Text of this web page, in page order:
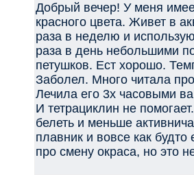
Добрый вечер! У меня
красного цвета. Живет в
раза в неделю и
раза в день небольшими
петушков. Ест хорошо.
Заболел. Много читала
Лечила его 3х часовыми
И тетрациклин не
белеть и меньше
плавник и вовсе как
про смену окраса, но это